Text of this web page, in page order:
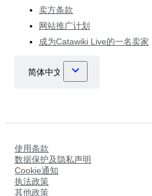
卖方条款
网站推广计划
成为Catawiki Live的一名卖家
使用条款
数据保护及隐私声明
Cookie通知
执法政策
其他政策